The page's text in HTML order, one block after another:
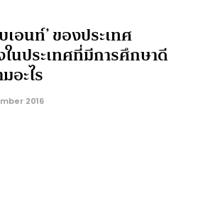
เอนท์’ ของประเทศ
นประเทศที่มีการศึกษาดี
อะไร
2016